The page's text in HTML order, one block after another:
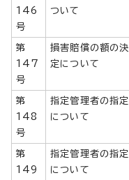
146
号
ついて
第
147
号
損害賠償の額の決
定について
第
148
号
指定管理者の指定
について
第
149
指定管理者の指定
について